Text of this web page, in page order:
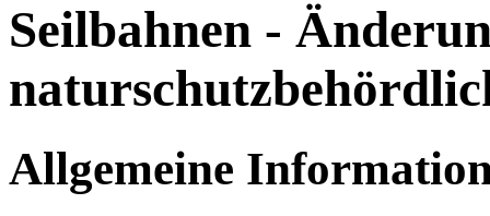
Seilbahnen -
Allgemeine